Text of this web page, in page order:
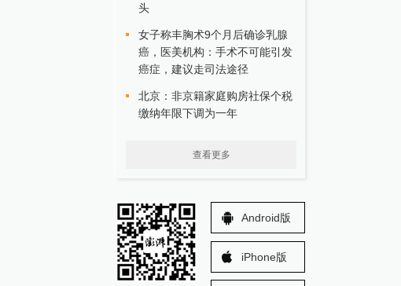
头
女子称丰胸术9个月后确诊乳腺
癌，医美机构：手术不可能引发
癌症，建议走司法途径
北京：非京籍家庭购房社保个税
缴纳年限下调为一年
查看更多
Android版
iPhone版